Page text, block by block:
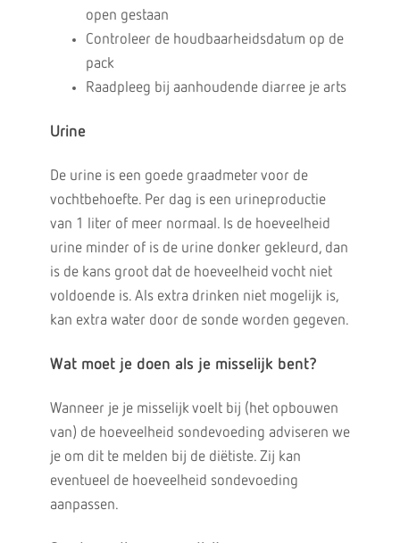
open gestaan
Controleer de houdbaarheidsdatum op de
pack
Raadpleeg bij aanhoudende diarree je arts
Urine
De urine is een goede graadmeter voor de
vochtbehoefte. Per dag is een urineproductie
van 1 liter of meer normaal. Is de hoeveelheid
urine minder of is de urine donker gekleurd, dan
is de kans groot dat de hoeveelheid vocht niet
voldoende is. Als extra drinken niet mogelijk is,
kan extra water door de sonde worden gegeven.
Wat moet je doen als je misselijk bent?
Wanneer je je misselijk voelt bij (het opbouwen
van) de hoeveelheid sondevoeding adviseren we
je om dit te melden bij de diëtiste. Zij kan
eventueel de hoeveelheid sondevoeding
aanpassen.